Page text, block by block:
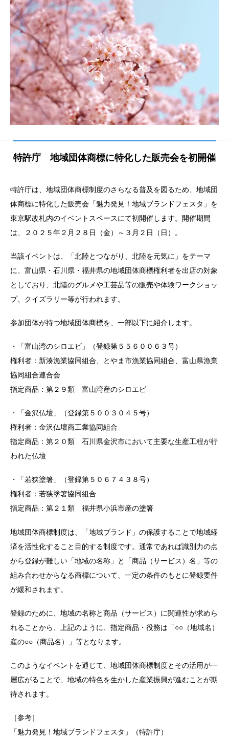
特許庁 地域団体商標に特化した販売会を初開催
特許庁は、地域団体商標制度のさらなる普及を図るため、地域団
体商標に特化した販売会「魅力発見！地域ブランドフェスタ」を
東京駅改札内のイベントスペースにて初開催します。開催期間
は、２０２５年２月２８日（金）～３月２日（日）。
当該イベントは、「北陸とつながり、北陸を元気に」をテーマ
に、富山県・石川県・福井県の地域団体商標権利者を出店の対象
としており、北陸のグルメや工芸品等の販売や体験ワークショッ
プ、クイズラリー等が行われます。
参加団体が持つ地域団体商標を、一部以下に紹介します。
・「富山湾のシロエビ」（登録第５５６００６３号）
権利者：新湊漁業協同組合、とやま市漁業協同組合、富山県漁業
協同組合連合会
指定商品：第２９類 富山湾産のシロエビ
・「金沢仏壇」（登録第５００３０４５号）
権利者：金沢仏壇商工業協同組合
指定商品：第２０類 石川県金沢市において主要な生産工程が行
われた仏壇
・「若狭塗箸」（登録第５０６７４３８号）
権利者：若狭塗箸協同組合
指定商品：第２１類 福井県小浜市産の塗箸
地域団体商標制度は、「地域ブランド」の保護することで地域経
済を活性化すること目的する制度です。通常であれば識別力の点
から登録が難しい「地域の名称」と「商品（サービス）名」等の
組み合わせからなる商標について、一定の条件のもとに登録要件
が緩和されます。
登録のために、地域の名称と商品（サービス）に関連性が求めら
れることから、上記のように、指定商品・役務は「○○（地域名）
産の○○（商品名）」等となります。
このようなイベントを通じて、地域団体商標制度とその活用が一
層広がることで、地域の特色を生かした産業振興が進むことが期
待されます。
［参考］
「魅力発見！地域ブランドフェスタ」（特許庁）